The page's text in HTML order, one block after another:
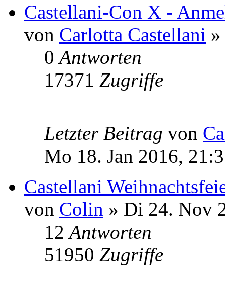
Castellani-Con X -
von Carlotta Castellani
0Antworten
17371 Zugriffe
Letzter Beitrag von
Mo 18. Jan 2016,
Castellani
von Colin » Di 24. Nov
12Antworten
51950 Zugriffe